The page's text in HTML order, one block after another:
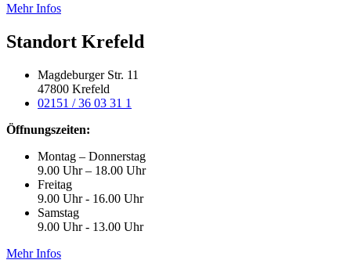
Mehr Infos
Standort Krefeld
Magdeburger Str. 11
47800 Krefeld
02151 / 36 03 31 1
Öffnungszeiten:
Montag – Donnerstag
9.00 Uhr – 18.00 Uhr
Freitag
9.00 Uhr - 16.00 Uhr
Samstag
9.00 Uhr - 13.00 Uhr
Mehr Infos